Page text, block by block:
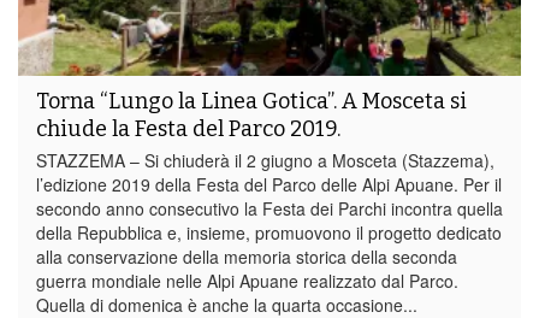
Torna “Lungo la Linea Gotica”. A Mosceta si
chiude la Festa del Parco 2019.
STAZZEMA – Si chiuderà il 2 giugno a Mosceta (Stazzema),
l’edizione 2019 della Festa del Parco delle Alpi Apuane. Per il
secondo anno consecutivo la Festa dei Parchi incontra quella
della Repubblica e, insieme, promuovono il progetto dedicato
alla conservazione della memoria storica della seconda
guerra mondiale nelle Alpi Apuane realizzato dal Parco.
Quella di domenica è anche la quarta occasione...